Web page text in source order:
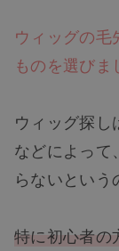
ウィッグの
ものを選びま
ウィッグ探
などによって
らないという
特に初心者の